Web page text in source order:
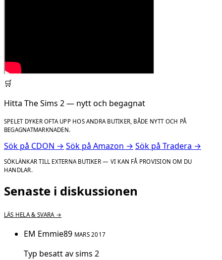
🛒
Hitta The Sims 2 — nytt och begagnat
SPELET DYKER OFTA UPP HOS ANDRA BUTIKER, BÅDE NYTT OCH PÅ
BEGAGNATMARKNADEN.
Sök på CDON → Sök på Amazon → Sök på Tradera →
SÖKLÄNKAR TILL EXTERNA BUTIKER — VI KAN FÅ PROVISION OM DU
HANDLAR.
Senaste i diskussionen
LÄS HELA & SVARA →
EM Emmie89 MARS 2017
Typ besatt av sims 2